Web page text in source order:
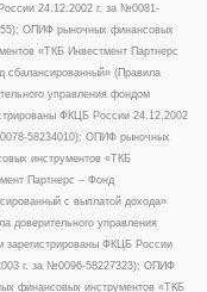
24.12.2002 г. за №0081-
ОПИФ рыночных финансовых
«ТКБ Инвестмент Партнерс
сбалансированный» (Правила
управления фондом
ФКЦБ России 24.12.2002
58234010); ОПИФ рыночных
инструментов «ТКБ
Партнерс – Фонд
с выплатой дохода»
доверительного управления
зарегистрированы ФКЦБ России
г. за №0096-58227323); ОПИФ
финансовых инструментов «ТКБ